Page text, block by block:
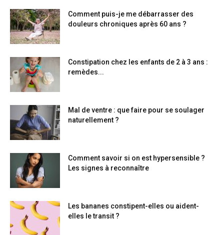
Comment puis-je me débarrasser des
douleurs chroniques après 60 ans ?
Constipation chez les enfants de 2 à 3 ans :
remèdes...
Mal de ventre : que faire pour se soulager
naturellement ?
Comment savoir si on est hypersensible ?
Les signes à reconnaître
Les bananes constipent-elles ou aident-
elles le transit ?